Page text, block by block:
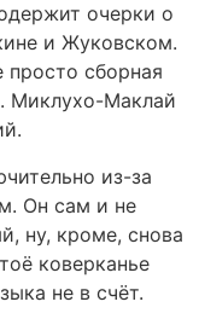
очерки о
и Жуковском.
просто сборная
Миклухо-Маклай
из-за
Он сам и не
ну, кроме, снова
коверканье
не в счёт.